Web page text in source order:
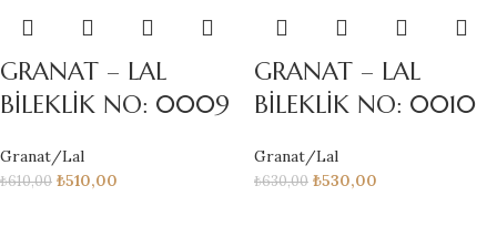
GRANAT – LAL
BİLEKLİK NO: 0009
Granat/Lal
₺610,00 ₺510,00
GRANAT – LAL
BİLEKLİK NO: 0010
Granat/Lal
₺630,00 ₺530,00